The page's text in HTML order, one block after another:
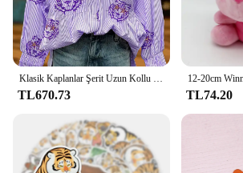
TL670.73 TL74.20